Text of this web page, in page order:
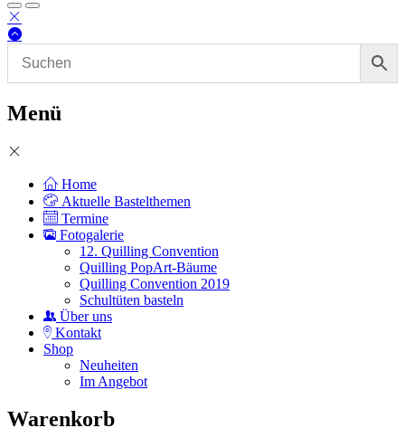
Menü
Home
Aktuelle Bastelthemen
Termine
Fotogalerie
12. Quilling Convention
Quilling PopArt-Bäume
Quilling Convention 2019
Schultüten basteln
Über uns
Kontakt
Shop
Neuheiten
Im Angebot
Warenkorb